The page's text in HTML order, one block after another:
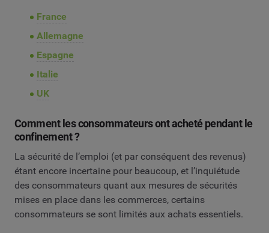
France
Allemagne
Espagne
Italie
UK
Comment les consommateurs ont acheté pendant le
confinement ?
La sécurité de l’emploi (et par conséquent des revenus)
étant encore incertaine pour beaucoup, et l’inquiétude
des consommateurs quant aux mesures de sécurités
mises en place dans les commerces, certains
consommateurs se sont limités aux achats essentiels.